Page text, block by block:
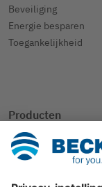
Beveiliging
Energie besparen
Toegankelijkheid
Producten
SmartHome
Rolluik